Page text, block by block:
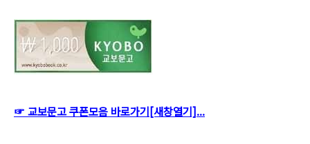
☞ 교보문고 쿠폰모음 바로가기[새창열기]...